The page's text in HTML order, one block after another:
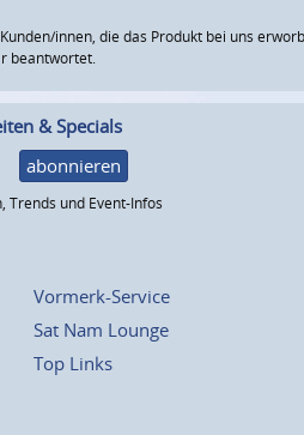
innen, die das Produkt bei uns
beantwortet.
& Specials
abonnieren
Trends und Event-Infos
Vormerk-Service
Sat Nam Lounge
Top Links